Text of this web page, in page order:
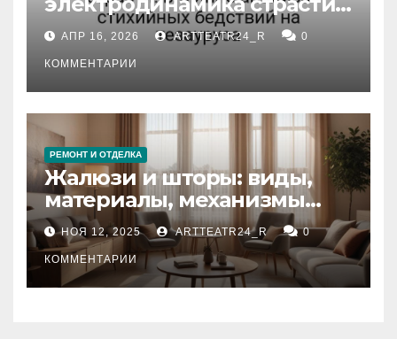
влияние анализа
стихийных бедствий на
тезауруса
АПР 16, 2026 ARTTEATR24_R 0
КОММЕНТАРИИ
РЕМОНТ И ОТДЕЛКА
Жалюзи и шторы: виды,
материалы, механизмы
управления и уход
НОЯ 12, 2025 ARTTEATR24_R 0
КОММЕНТАРИИ